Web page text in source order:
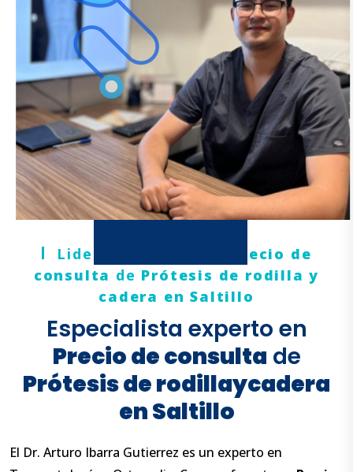
Liderazgo clínico en
Precio de
consulta de Prótesis de rodilla y
cadera en Saltillo
Especialista experto en
Precio de consulta de
Prótesis de rodillaycadera
en Saltillo
El Dr. Arturo Ibarra Gutierrez es un experto en